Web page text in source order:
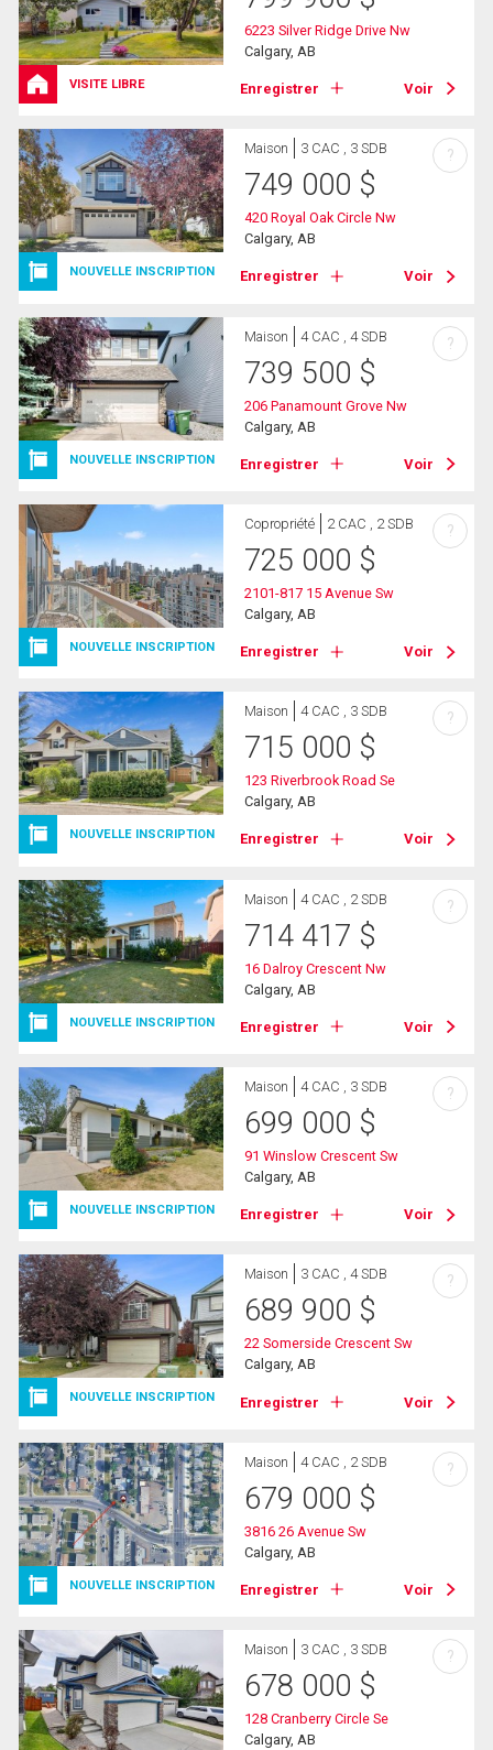
VISITE LIBRE
6223 Silver Ridge Drive Nw
Calgary, AB
Enregistrer Voir
NOUVELLE INSCRIPTION
Maison 3 CAC , 3 SDB
749 000 $
420 Royal Oak Circle Nw
Calgary, AB
Enregistrer Voir
?
NOUVELLE INSCRIPTION
Maison 4 CAC , 4 SDB
739 500 $
206 Panamount Grove Nw
Calgary, AB
Enregistrer Voir
?
NOUVELLE INSCRIPTION
Copropriété 2 CAC , 2 SDB
725 000 $
2101-817 15 Avenue Sw
Calgary, AB
Enregistrer Voir
?
NOUVELLE INSCRIPTION
Maison 4 CAC , 3 SDB
715 000 $
123 Riverbrook Road Se
Calgary, AB
Enregistrer Voir
?
NOUVELLE INSCRIPTION
Maison 4 CAC , 2 SDB
714 417 $
16 Dalroy Crescent Nw
Calgary, AB
Enregistrer Voir
?
NOUVELLE INSCRIPTION
Maison 4 CAC , 3 SDB
699 000 $
91 Winslow Crescent Sw
Calgary, AB
Enregistrer Voir
?
NOUVELLE INSCRIPTION
Maison 3 CAC , 4 SDB
689 900 $
22 Somerside Crescent Sw
Calgary, AB
Enregistrer Voir
?
NOUVELLE INSCRIPTION
Maison 4 CAC , 2 SDB
679 000 $
3816 26 Avenue Sw
Calgary, AB
Enregistrer Voir
?
Maison 3 CAC , 3 SDB
678 000 $
128 Cranberry Circle Se
Calgary, AB
?